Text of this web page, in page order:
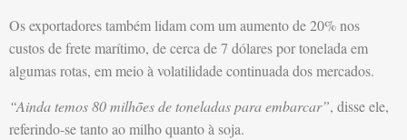
Os exportadores também lidam com um aumento de 20% nos
custos de frete marítimo, de cerca de 7 dólares por tonelada em
algumas rotas, em meio à volatilidade continuada dos mercados.
“Ainda temos 80 milhões de toneladas para embarcar”, disse ele,
referindo-se tanto ao milho quanto à soja.